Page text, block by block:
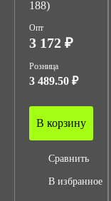
188)
Опт
3 172 ₽
Розница
3 489.50 ₽
В корзину
Сравнить
В избранное